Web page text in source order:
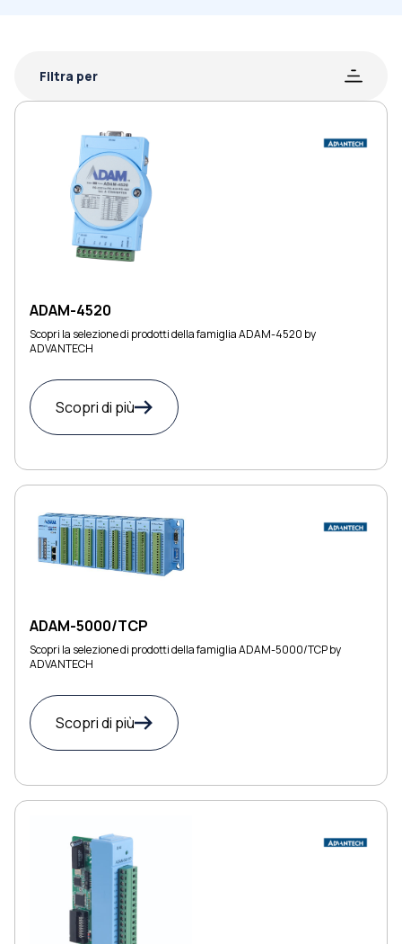
Filtra per
ADAM-4520
Scopri la selezione di prodotti della famiglia ADAM-4520 by
ADVANTECH
Scopri di più
ADAM-5000/TCP
Scopri la selezione di prodotti della famiglia ADAM-5000/TCP by
ADVANTECH
Scopri di più